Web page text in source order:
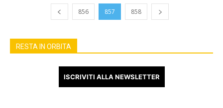
856 857 858
RESTA IN ORBITA
ISCRIVITI ALLA NEWSLETTER